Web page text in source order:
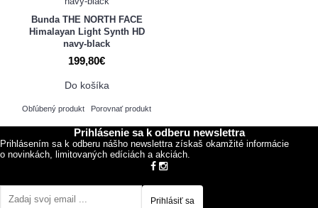
Bunda THE NORTH FACE
Himalayan Light Synth HD
navy-black
199,80€
Do košíka
Obľúbený produkt Porovnať produkt
Prihlásenie sa k odberu newslettra
Prihlásením sa k odberu nášho newslettra získaš okamžité informácie
o novinkách, limitovaných edíciách a akciách.
Prihlásiť sa